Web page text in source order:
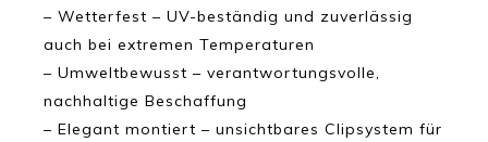
– Wetterfest – UV-beständig und zuverlässig
auch bei extremen Temperaturen
– Umweltbewusst – verantwortungsvolle,
nachhaltige Beschaffung
– Elegant montiert – unsichtbares Clipsystem für